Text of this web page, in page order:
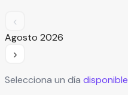
‹
Agosto 2026
›
Selecciona un día disponible